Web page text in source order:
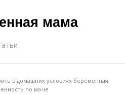
мама
в домашних условиях беременная
по моче